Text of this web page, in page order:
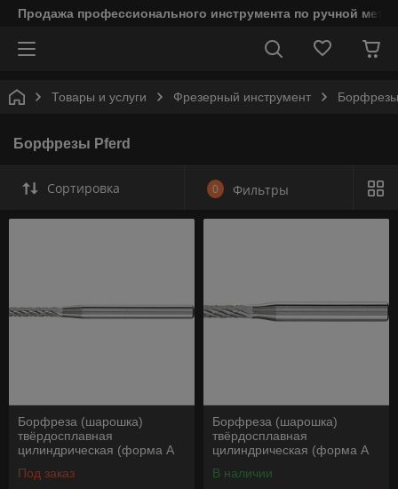
Продажа профессионального инструмента по ручной
Товары и услуги Фрезерный инструмент
Борфрезы Pferd
Сортировка 0 Фильтры
Борфреза (шарошка)
твёрдосплавная
цилиндрическая (форма А
ZYA 0210/3 Z3PLUS, Pferd
Под заказ
Борфреза (шарошка)
твёрдосплавная
цилиндрическая (форма А
ZYA 0413/6 Z3PLUS, Pferd
В наличии